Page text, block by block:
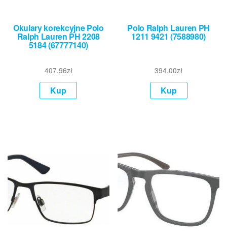
Okulary korekcyjne Polo
Ralph Lauren PH 2208
5184 (67777140)
407,96zł
Kup
Polo Ralph Lauren PH
1211 9421 (7588980)
394,00zł
Kup